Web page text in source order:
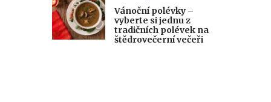
Vánoční polévky –
vyberte si jednu z
tradičních polévek na
štědrovečerní večeři